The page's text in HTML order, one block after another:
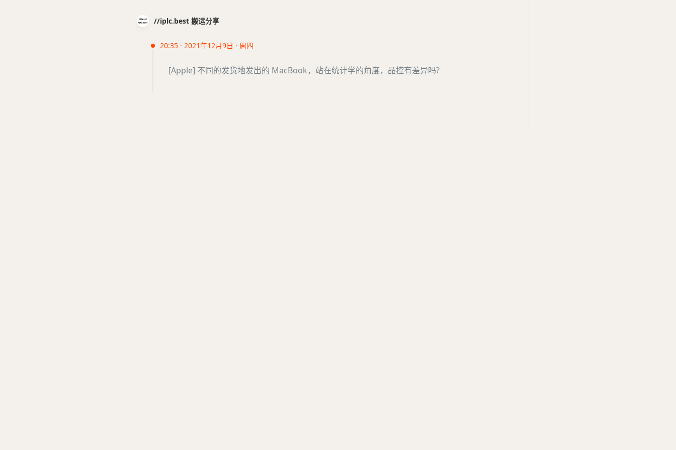
//iplc.best 搬运分享
20:35 · 2021年12月9日 · 周四
[Apple] 不同的发货地发出的 MacBook，站在统计学的角度，品控有差异吗?